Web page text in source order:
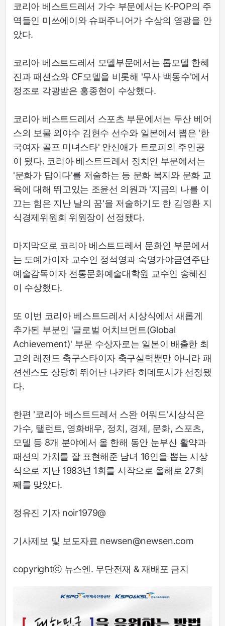
코리아 베스트드레서 가수 부문에서는 K-POP의 주
역들인 미쓰에이와 슈퍼주니어가 수상의 영광을 안
았다.
코리아 베스트드레서 모델부문에서는 톱모델 한혜
진과 패션쇼와 CF모델을 비롯해 '무사 백동수'에서
정조로 각광받은 홍종현이 수상했다.
코리아 베스트드레서 스포츠 부문에서는 두산 베어
스의 보물 외야수 김현수 선수와 일본에서 뽑은 '한
국여자 골프 미녀스타' 안신애가 트로피의 주인공
이 됐다. 코리아 베스트드레서 정치인 부문에서는
'문화가 답이다'를 저술하는 등 문화 복지와 문화 교
육에 대해 뛰고있는 조윤선 의원과 '지금의 나를 이
끄는 힘은 지난 날의 꿈'을 저술하기도 한 김영환 지
식경제위원회 위원장이 선정됐다.
마지막으로 코리아 베스트드레서 문화인 부문에서
는 도예가이자 교수인 정석영과 숙명가야금연주단
예술감독이자 전통문화예술대학원 교수인 송혜진
이 수상했다.
또 이번 코리아 베스트드레서 시상식에서 새롭게
추가된 부분인 '글로벌 어치브먼트(Global
Achievement)' 부문 수상자로는 일본이 배출한 최
고의 레전드 축구스타이자 축구실력뿐만 아니라 패
션센스도 상당히 뛰어난 나카타 히데토시가 선정됐
다.
한편 '코리아 베스트드레서 스완 어워드'시상식은
가수, 탤런트, 영화배우, 정치, 경제, 문화, 스포츠,
모델 등 8개 분야에서 올 한해 동안 눈부신 활약과
패션의 가치를 잘 표현해준 남녀 16인을 뽑는 시상
식으로 지난 1983년 1회를 시작으로 올해로 27회
째를 맞았다.
정유진 기자 noir1979@
기사제보 및 보도자료 newsen@newsen.com
copyrightⓒ 뉴스엔. 무단전재 & 재배포 금지